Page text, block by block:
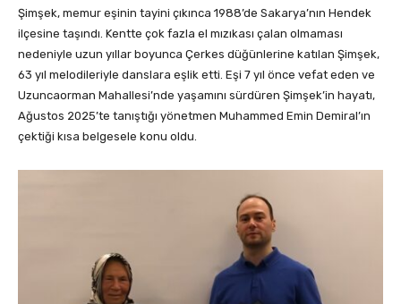
Şimşek, memur eşinin tayini çıkınca 1988’de Sakarya’nın Hendek
ilçesine taşındı. Kentte çok fazla el mızıkası çalan olmaması
nedeniyle uzun yıllar boyunca Çerkes düğünlerine katılan Şimşek,
63 yıl melodileriyle danslara eşlik etti. Eşi 7 yıl önce vefat eden ve
Uzuncaorman Mahallesi’nde yaşamını sürdüren Şimşek’in hayatı,
Ağustos 2025’te tanıştığı yönetmen Muhammed Emin Demiral’ın
çektiği kısa belgesele konu oldu.